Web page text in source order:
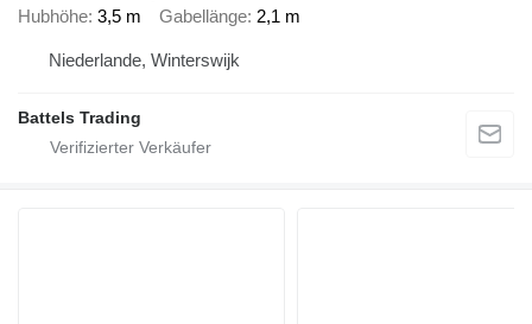
Hubhöhe 3,5 m Gabellänge 2,1 m
Niederlande, Winterswijk
Battels Trading